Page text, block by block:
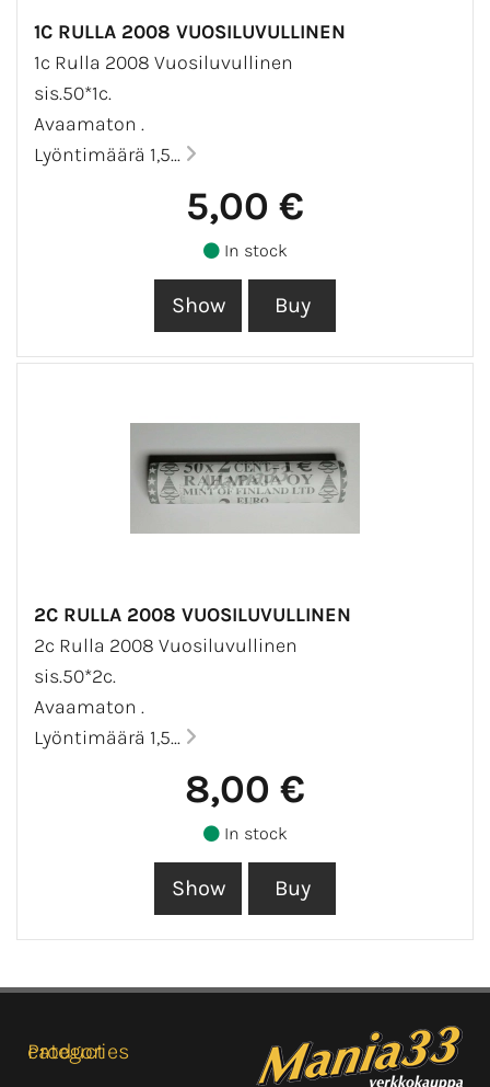
1C RULLA 2008 VUOSILUVULLINEN
1c Rulla 2008 Vuosiluvullinen
sis.50*1c.
Avaamaton .
Lyöntimäärä 1,5...
5,00 €
In stock
2C RULLA 2008 VUOSILUVULLINEN
2c Rulla 2008 Vuosiluvullinen
sis.50*2c.
Avaamaton .
Lyöntimäärä 1,5...
8,00 €
In stock
Product categories